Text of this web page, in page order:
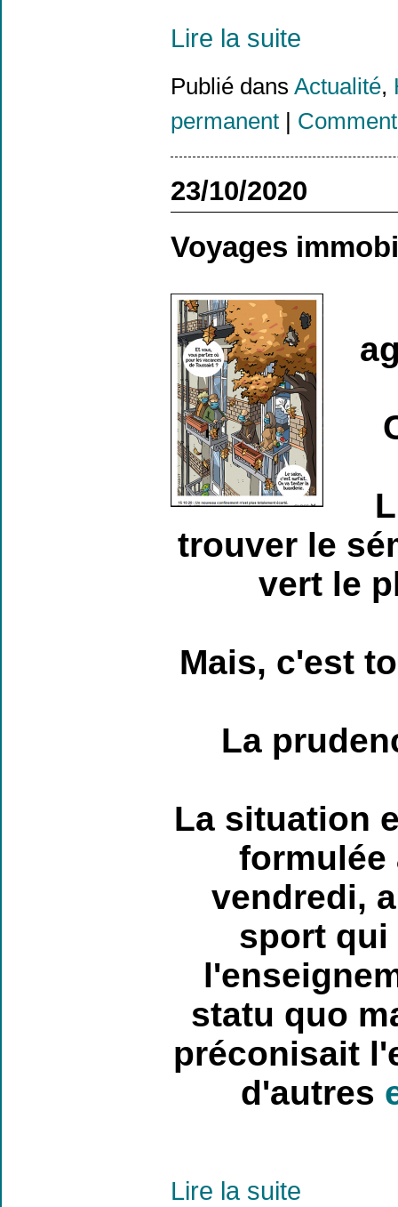
Lire la suite
Publié dans Actualité,
permanent
23/10/2020
Voyages
trouver le
vert le
Mais, c'est
La
La situation
formulée
vendredi,
sport
statu quo
préconisait
d'autres
Lire la suite